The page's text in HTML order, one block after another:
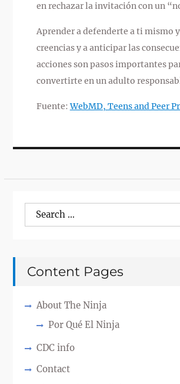
en rechazar la invitación con un
Aprender a defenderte a ti mismo
creencias y a anticipar las
acciones son pasos importantes
convertirte en un adulto
Fuente:WebMD, Teens and Peer
Search
for:
Content Pages
About The Ninja
Por Qué El Ninja
CDC info
Contact